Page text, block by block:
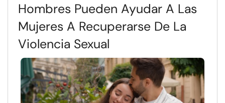
Hombres Pueden Ayudar A Las
Mujeres A Recuperarse De La
Violencia Sexual